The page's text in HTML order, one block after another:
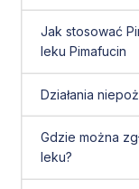
Jak stosować
leku Pimafucin
Działania
Gdzie można
leku?